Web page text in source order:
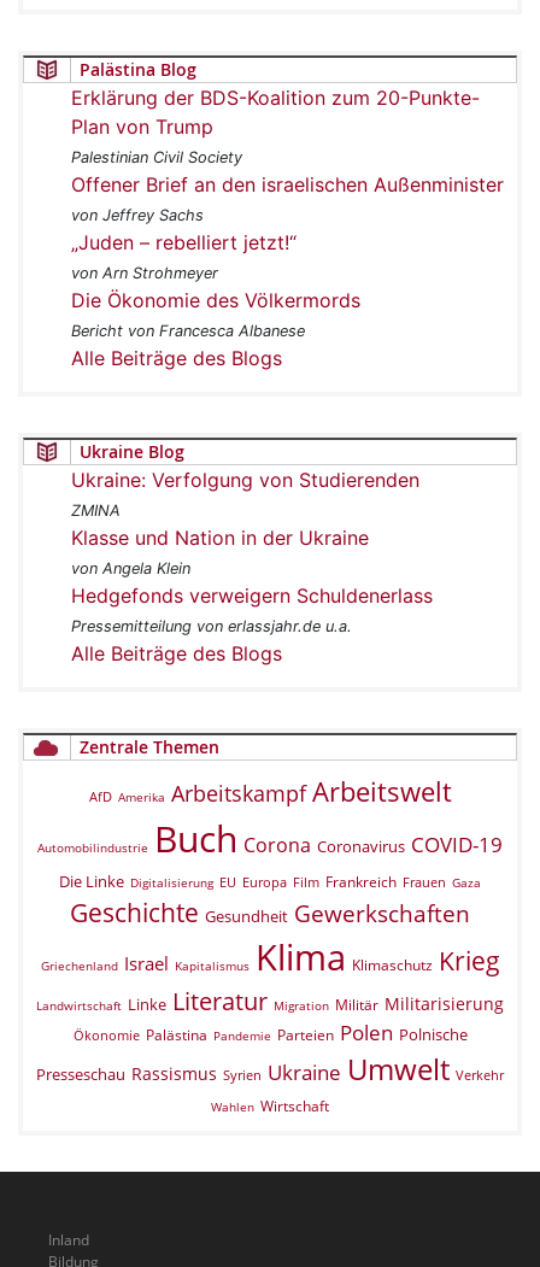
Palästina Blog
Erklärung der BDS-Koalition zum 20-Punkte-
Plan von Trump
Palestinian Civil Society
Offener Brief an den israelischen Außenminister
von Jeffrey Sachs
„Juden – rebelliert jetzt!“
von Arn Strohmeyer
Die Ökonomie des Völkermords
Bericht von Francesca Albanese
Alle Beiträge des Blogs
Ukraine Blog
Ukraine: Verfolgung von Studierenden
ZMINA
Klasse und Nation in der Ukraine
von Angela Klein
Hedgefonds verweigern Schuldenerlass
Pressemitteilung von erlassjahr.de u.a.
Alle Beiträge des Blogs
Zentrale Themen
AfD Amerika Arbeitskampf Arbeitswelt
Automobilindustrie Buch Corona Coronavirus COVID-19
Die Linke Digitalisierung EU Europa Film Frankreich Frauen Gaza
Geschichte Gesundheit Gewerkschaften
Griechenland Israel Kapitalismus Klima Klimaschutz Krieg
Landwirtschaft Linke Literatur Migration Militär Militarisierung
Ökonomie Palästina Pandemie Parteien Polen Polnische
Presseschau Rassismus Syrien Ukraine Umwelt Verkehr
Wahlen Wirtschaft
Inland
Bildung